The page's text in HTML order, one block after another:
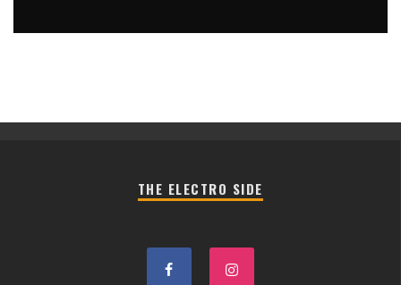
THE ELECTRO SIDE